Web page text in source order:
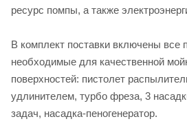
ресурс помпы, а также
В комплект поставки включены все
необходимые для качественной
поверхностей: пистолет
удлинителем, турбо фреза, 3
задач, насадка-пеногенератор.